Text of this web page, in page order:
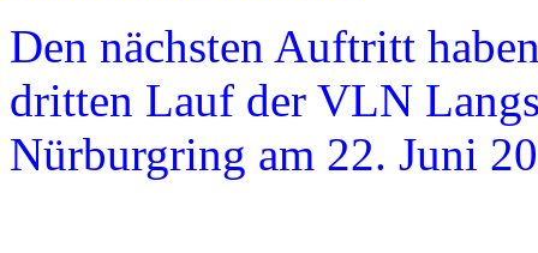
Den nächsten Auftritt
dritten Lauf der VLN
Nürburgring am 22. Juni